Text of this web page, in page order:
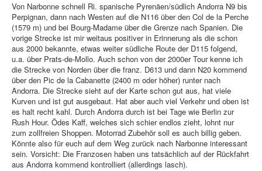
Von Narbonne schnell Ri. spanische Pyrenäen/südlich Andorra N9 bis
Perpignan, dann nach Westen auf die N116 über den Col de la Perche
(1579 m) und bei Bourg-Madame über die Grenze nach Spanien. Die
vorige Strecke ist mir weitaus positiver in Erinnerung als die schon
aus 2000 bekannte, etwas weiter südliche Route der D115 folgend,
u.a. über Prats-de-Mollo. Auch schon von der 2000er Tour kenne ich
die Strecke von Norden über die franz. D613 und dann N20 kommend
über den Pic de la Cabanette (2400 m oder höher) runter nach
Andorra. Die Strecke sieht auf der Karte schon gut aus, hat viele
Kurven und ist gut ausgebaut. Hat aber auch viel Verkehr und oben ist
es halt recht kahl. Durch Andorra durch ist bei Tage wie Berlin zur
Rush Hour. Ödes Kaff, welches sich schier endlos zieht, lohnt nur
zum zollfreien Shoppen. Motorrad Zubehör soll es auch billig geben.
Könnte also für euch auf dem Weg zurück nach Narbonne interessant
sein. Vorsicht: Die Franzosen haben uns tatsächlich auf der Rückfahrt
aus Andorra kommend kontrolliert (allerdings lasch).